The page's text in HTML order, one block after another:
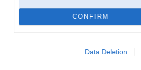
CONFIRM
Data Deletion